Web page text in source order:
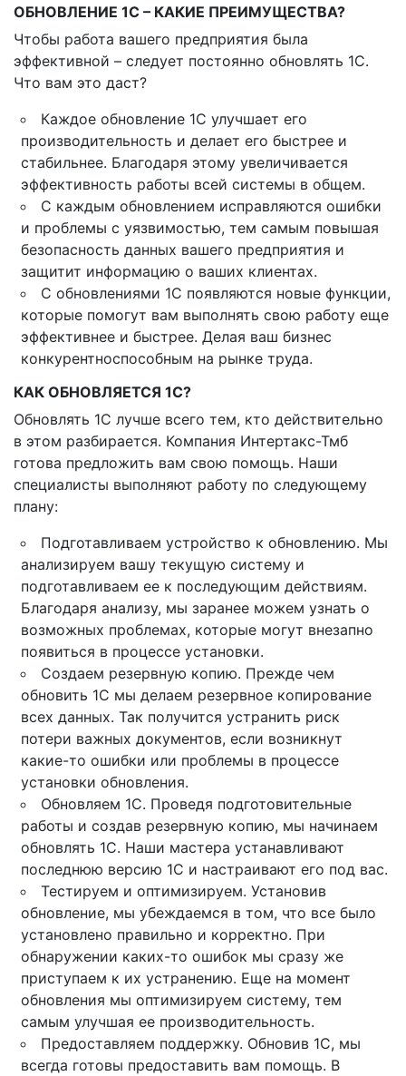
ОБНОВЛЕНИЕ 1С – КАКИЕ ПРЕИМУЩЕСТВА?
Чтобы работа вашего предприятия была
эффективной – следует постоянно обновлять 1С.
Что вам это даст?
Каждое обновление 1С улучшает его
производительность и делает его быстрее и
стабильнее. Благодаря этому увеличивается
эффективность работы всей системы в общем.
С каждым обновлением исправляются ошибки
и проблемы с уязвимостью, тем самым повышая
безопасность данных вашего предприятия и
защитит информацию о ваших клиентах.
С обновлениями 1С появляются новые функции,
которые помогут вам выполнять свою работу еще
эффективнее и быстрее. Делая ваш бизнес
конкурентноспособным на рынке труда.
КАК ОБНОВЛЯЕТСЯ 1С?
Обновлять 1С лучше всего тем, кто действительно
в этом разбирается. Компания Интертакс-Тмб
готова предложить вам свою помощь. Наши
специалисты выполняют работу по следующему
плану:
Подготавливаем устройство к обновлению. Мы
анализируем вашу текущую систему и
подготавливаем ее к последующим действиям.
Благодаря анализу, мы заранее можем узнать о
возможных проблемах, которые могут внезапно
появиться в процессе установки.
Создаем резервную копию. Прежде чем
обновить 1С мы делаем резервное копирование
всех данных. Так получится устранить риск
потери важных документов, если возникнут
какие-то ошибки или проблемы в процессе
установки обновления.
Обновляем 1С. Проведя подготовительные
работы и создав резервную копию, мы начинаем
обновлять 1С. Наши мастера устанавливают
последнюю версию 1С и настраивают его под вас.
Тестируем и оптимизируем. Установив
обновление, мы убеждаемся в том, что все было
установлено правильно и корректно. При
обнаружении каких-то ошибок мы сразу же
приступаем к их устранению. Еще на момент
обновления мы оптимизируем систему, тем
самым улучшая ее производительность.
Предоставляем поддержку. Обновив 1С, мы
всегда готовы предоставить вам помощь. В